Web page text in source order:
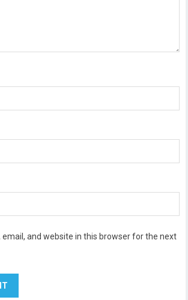
email, and website in this browser for the next